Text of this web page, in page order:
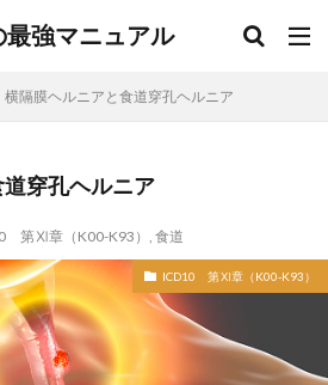
最強マニュアル
横隔膜ヘルニアと食道穿孔ヘルニア
穿孔ヘルニア
第Ⅺ章（K00-K93） , 食道
ICD10 第Ⅺ章（K00-K93）